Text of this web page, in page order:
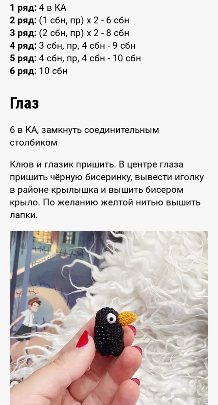
1 ряд: 4 в КА
2 ряд: (1 сбн, пр) x 2 - 6 сбн
3 ряд: (2 сбн, пр) x 2 - 8 сбн
4 ряд: 3 сбн, пр, 4 сбн - 9 сбн
5 ряд: 4 сбн, пр, 4 сбн - 10 сбн
6 ряд: 10 сбн
Глаз
6 в КА, замкнуть соединительным
столбиком
Клюв и глазик пришить. В центре глаза
пришить чёрную бисеринку, вывести иголку
в районе крылышка и вышить бисером
крыло. По желанию желтой нитью вышить
лапки.